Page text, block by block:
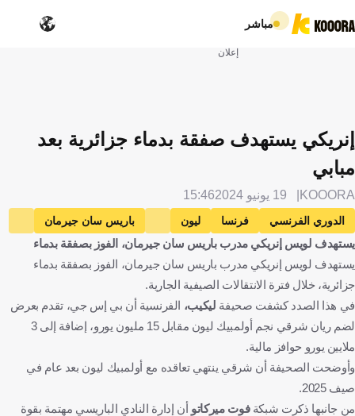
مباشر
إعلان
إنريكي يستهدف صفقة بدماء جزائرية بعد
مبابي
KOOORA 19 يونيو 2024 15:46
الدوري الفرنسي فرنسا ليون
باريس سان جيرمان
لويس إنريكي
إسبانيا كيليان مبابي ريان شرقي
الإنتقالات
كرة قدم
يستهدف لويس إنريكي مدرب باريس سان جيرمان، الفوز بصفقة بدماء
يستهدف لويس إنريكي مدرب باريس سان جيرمان، الفوز بصفقة بدماء
جزائرية، خلال فترة الانتقالات الصيفية الجارية.
في هذا الصدد كشفت صحيفة ليكيب، الفرنسية أن بي إس جي، تقدم بعرض
لضم ريان شرقي نجم أولمبيك ليون مقابل 15 مليون يورو، إضافة إلى 3
ملايين يورو حوافز مالية.
وأوضحت الصحيفة أن شرقي ينتهي تعاقده مع أولمبيك ليون بعد عام في
صيف 2025.
من جانبها ذكرت شبكة فوت ميركاتو أن إدارة النادي الباريسي مهتمة بقوة